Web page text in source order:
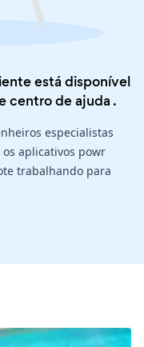
está disponível
centro de ajuda .
especialistas
aplicativos powr
trabalhando para